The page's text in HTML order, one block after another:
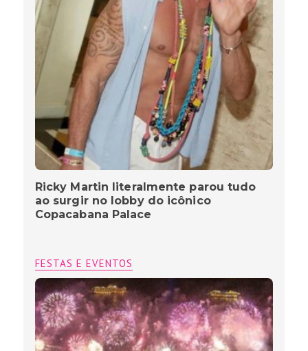
Ricky Martin literalmente parou tudo
ao surgir no lobby do icônico
Copacabana Palace
FESTAS E EVENTOS